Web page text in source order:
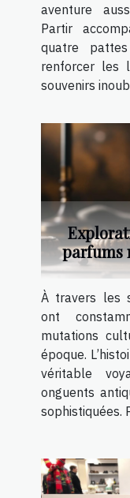
aventure
Partir
quatre
renforcer les
souvenirs
parfums
À travers les
ont
mutations
époque.
véritable
onguents
sophistiquées.